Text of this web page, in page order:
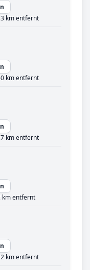
km entfernt
km entfernt
km entfernt
km entfernt
km entfernt